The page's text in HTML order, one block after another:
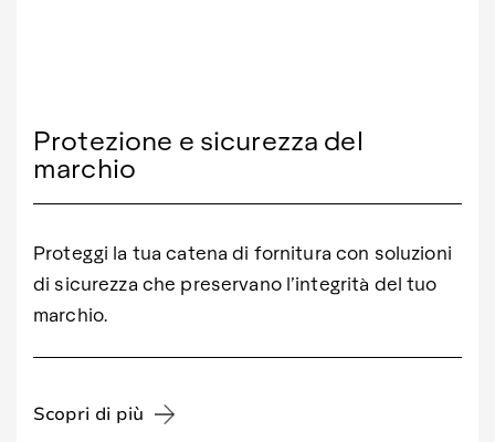
Protezione e sicurezza del
marchio
Proteggi la tua catena di fornitura con soluzioni
di sicurezza che preservano l’integrità del tuo
marchio.
Scopri di più